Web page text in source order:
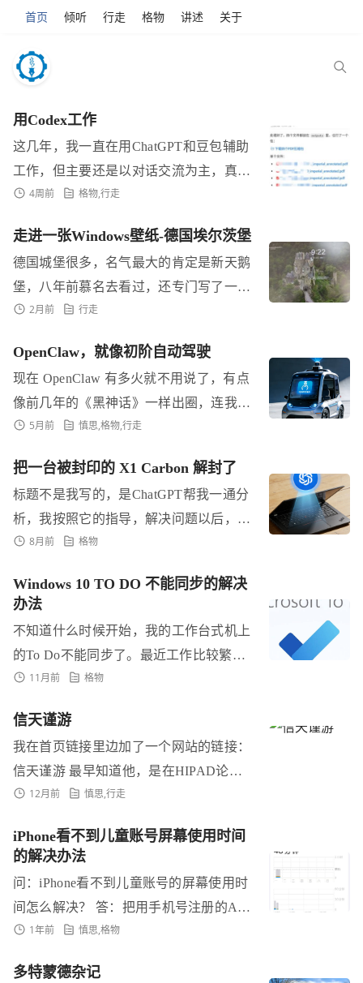
首页 倾听 行走 格物 讲述 关于
用Codex工作
这几年，我一直在用ChatGPT和豆包辅助
工作，但主要还是以对话交流为主，真正
让AI参与文件处理的机会并不多。 上半
我处理...
4周前 格物,行走
走进一张Windows壁纸-德国埃尔茨堡
德国城堡很多，名气最大的肯定是新天鹅
堡，八年前慕名去看过，还专门写了一篇
日志： 新天鹅堡 埃尔茨城堡则是一个很
2月前 行走
OpenClaw，就像初阶自动驾驶
现在 OpenClaw 有多火就不用说了，有点
像前几年的《黑神话》一样出圈，连我儿
子一个小学生也知道，还是他们电脑老师
一...
5月前 慎思,格物,行走
把一台被封印的 X1 Carbon 解封了
标题不是我写的，是ChatGPT帮我一通分
析，我按照它的指导，解决问题以后，洋
洋得意的回答： 实话一句 你这波不是“调
8月前 格物
Windows 10 TO DO 不能同步的解决
办法
不知道什么时候开始，我的工作台式机上
的To Do不能同步了。最近工作比较繁
杂，能在桌面上组织查看一下工作任务还
放弃了...
11月前 格物
信天谨游
我在首页链接里边加了一个网站的链接：
信天谨游 最早知道他，是在HIPAD论
坛，每逢六一或者新年，他组织的招待贫
这种...
12月前 慎思,行走
iPhone看不到儿童账号屏幕使用时间
的解决办法
问：iPhone看不到儿童账号的屏幕使用时
间怎么解决？ 答：把用手机号注册的App
le ID，换成邮箱注册的Apple ID。亲测有
1年前 慎思,格物
多特蒙德杂记